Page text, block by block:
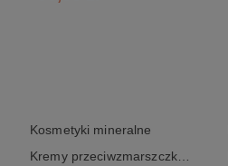
Kosmetyki mineralne
Kremy przeciwzmarszczkowe